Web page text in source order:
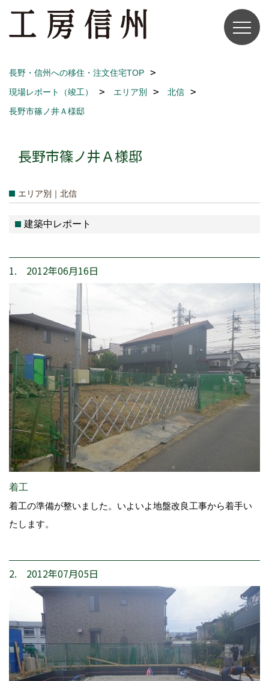
長野・信州への移住・注文住宅TOP
現場レポート（竣工）
エリア別
北信
長野市篠ノ井Ａ様邸
長野市篠ノ井Ａ様邸
エリア別｜北信
建築中レポート
1. 2012年06月16日
着工
着工の準備が整いました。いよいよ地盤改良工事から着手い
たします。
2. 2012年07月05日